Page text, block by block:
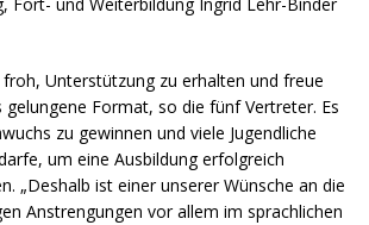
Unterstützung zu erhalten und freue
gelungene Format, so die fünf Vertreter. Es
zu gewinnen und viele Jugendliche
um eine Ausbildung erfolgreich
„Deshalb ist einer unserer Wünsche an die
Anstrengungen vor allem im sprachlichen